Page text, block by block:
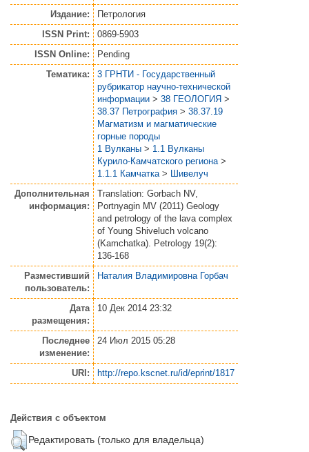
Издание:
Петрология
ISSN Print:
0869-5903
ISSN Online:
Pending
Тематика:
3 ГРНТИ - Государственный
рубрикатор научно-технической
информации > 38 ГЕОЛОГИЯ >
38.37 Петрография > 38.37.19
Магматизм и магматические
горные породы
1 Вулканы > 1.1 Вулканы
Курило-Камчатского региона >
1.1.1 Камчатка > Шивелуч
Дополнительная
информация:
Translation: Gorbach NV,
Portnyagin MV (2011) Geology
and petrology of the lava complex
of Young Shiveluch volcano
(Kamchatka). Petrology 19(2):
136-168
Разместивший
пользователь:
Наталия Владимировна Горбач
Дата
размещения:
10 Дек 2014 23:32
Последнее
изменение:
24 Июл 2015 05:28
URI: http://repo.kscnet.ru/id/eprint/1817
Действия с объектом
Редактировать (только для владельца)